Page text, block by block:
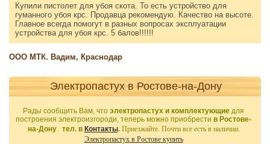
Купили пистолет для убоя скота. То есть устройство для
гуманного убоя крс. Продавца рекомендую. Качество на высоте.
Главное всегда помогут в разных вопросах эксплуатации
устройства для убоя крс. 5 балов!!!!!!
ООО МТК. Вадим, Краснодар
Электропастух в Ростове-на-Дону
Рады сообщить Вам, что электропастух и комплектующие для
построения электроизгороди, теперь можно приобрести в Ростове-
на-Дону. тел. в Контакты. Приезжайте. Почти все есть в наличии.
Электропастух в Ростове купить